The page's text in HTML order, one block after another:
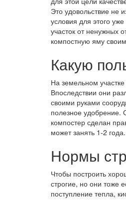
Это удовольствие не
условия для этого
участок от ненужных
компостную яму
Какую
На земельном
Впоследствии они
своими руками
полезное удобрение.
компостер сделан
может занять 1-2 года.
Нормы
Чтобы построить
строгие, но они тоже
поступление тепла,